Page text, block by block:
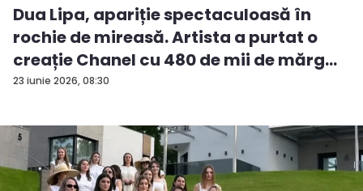
23 iunie 2026, 08:30
Dua Lipa, apariție spectaculoasă în
rochie de mireasă. Artista a purtat o
creație Chanel cu 480 de mii de mărg...